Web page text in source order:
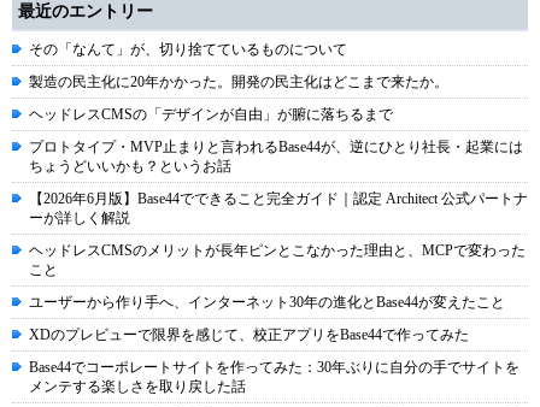
最近のエントリー
その「なんて」が、切り捨てているものについて
製造の民主化に20年かかった。開発の民主化はどこまで来たか。
ヘッドレスCMSの「デザインが自由」が腑に落ちるまで
プロトタイプ・MVP止まりと言われるBase44が、逆にひとり社長・起業には
ちょうどいいかも？というお話
【2026年6月版】Base44でできること完全ガイド｜認定 Architect 公式パートナ
ーが詳しく解説
ヘッドレスCMSのメリットが長年ピンとこなかった理由と、MCPで変わった
こと
ユーザーから作り手へ、インターネット30年の進化とBase44が変えたこと
XDのプレビューで限界を感じて、校正アプリをBase44で作ってみた
Base44でコーポレートサイトを作ってみた：30年ぶりに自分の手でサイトを
メンテする楽しさを取り戻した話